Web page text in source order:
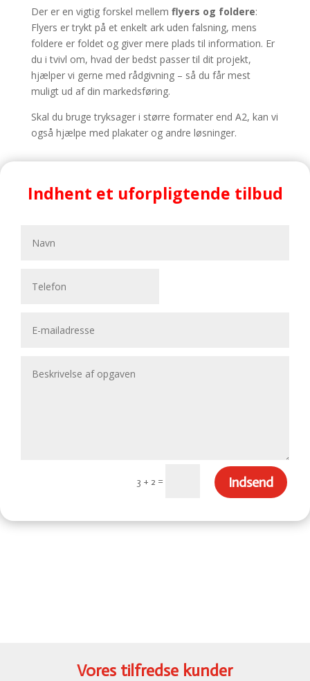
Der er en vigtig forskel mellem flyers og foldere:
Flyers er trykt på et enkelt ark uden falsning, mens
foldere er foldet og giver mere plads til information. Er
du i tvivl om, hvad der bedst passer til dit projekt,
hjælper vi gerne med rådgivning – så du får mest
muligt ud af din markedsføring.
Skal du bruge tryksager i større formater end A2, kan vi
også hjælpe med plakater og andre løsninger.
Indhent et uforpligtende tilbud
3 + 2 = Indsend
Vores tilfredse kunder